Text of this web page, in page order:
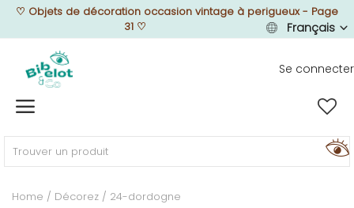
♡ Objets de décoration occasion vintage à perigueux - Page
31♡ Français
Se connecter
Home
MEUBLEZ
Home Décorez 24-dordogne